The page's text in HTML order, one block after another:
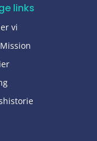
links
vi